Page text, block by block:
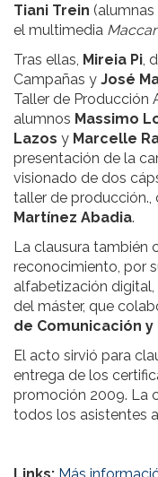
Tiani Trein
el multimedia
Tras ellas, Mireia Pi,
Campañas y José
Taller de Producción
alumnos Massimo
Lazos y Marcelle
presentación de la
visionado de dos
taller de
Martínez Abadia.
La clausura también
reconocimiento, por
alfabetización digital,
del máster, que
de Comunicación y
El acto sirvió para
entrega de los
promoción 2009. La
todos los asistentes